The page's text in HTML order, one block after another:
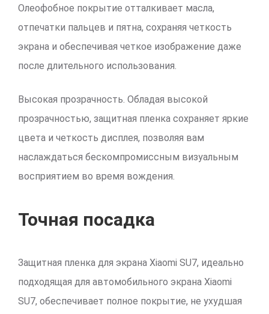
Олеофобное покрытие отталкивает масла,
отпечатки пальцев и пятна, сохраняя четкость
экрана и обеспечивая четкое изображение даже
после длительного использования.
Высокая прозрачность. Обладая высокой
прозрачностью, защитная пленка сохраняет яркие
цвета и четкость дисплея, позволяя вам
наслаждаться бескомпромиссным визуальным
восприятием во время вождения.
Точная посадка
Защитная пленка для экрана Xiaomi SU7, идеально
подходящая для автомобильного экрана Xiaomi
SU7, обеспечивает полное покрытие, не ухудшая